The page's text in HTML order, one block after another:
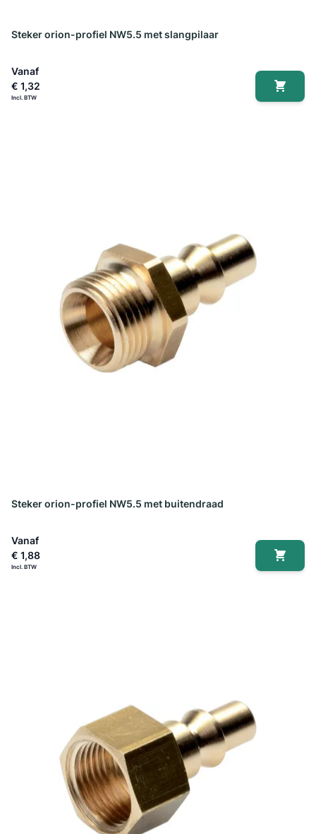
Steker orion-profiel NW5.5 met slangpilaar
Vanaf
€ 1,32
Steker orion-profiel NW5.5 met buitendraad
Vanaf
€ 1,88